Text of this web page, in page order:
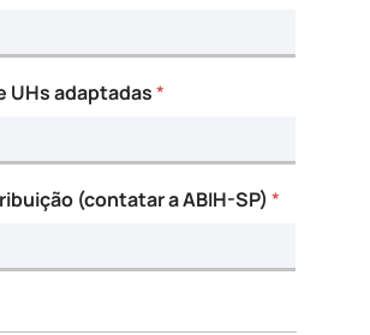
UHs adaptadas*
(contatar a ABIH-SP) *